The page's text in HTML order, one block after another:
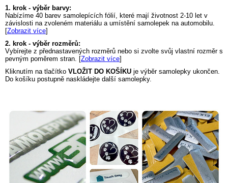
1. krok - výběr barvy:
Nabízíme 40 barev samolepících fólií, které mají životnost 2-10 let v
závislosti na zvoleném materiálu a umístění samolepek na automobilu.
[Zobrazit více]
2. krok - výběr rozměrů:
Vybírejte z přednastavených rozměrů nebo si zvolte svůj vlastní rozměr s
pevným poměrem stran. [Zobrazit více]
Kliknutím na tlačítko VLOŽIT DO KOŠÍKU je výběr samolepky ukončen.
Do košíku postupně naskládejte další samolepky.